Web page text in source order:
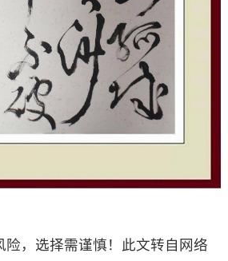
险，选择需谨慎！此文转自网络